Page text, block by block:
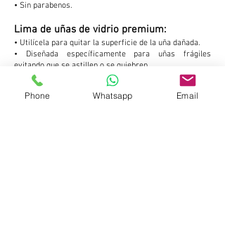
• Sin parabenos.
Lima de uñas de vidrio premium:
• Utilícela para quitar la superficie de la uña dañada.
• Diseñada específicamente para uñas frágiles
evitando que se astillen o se quiebren.
COMPRAR
Phone Whatsapp Email